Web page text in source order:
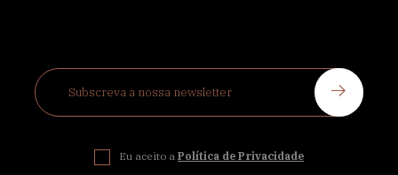
Eu aceito a Política de Privacidade